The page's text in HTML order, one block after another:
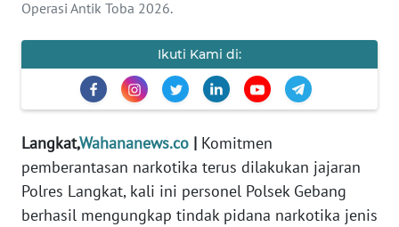
Operasi Antik Toba 2026.
Ikuti Kami di:
Langkat,Wahananews.co | Komitmen
pemberantasan narkotika terus dilakukan jajaran
Polres Langkat, kali ini personel Polsek Gebang
berhasil mengungkap tindak pidana narkotika jenis
JAKARTA
JABAR
BANTEN
WN